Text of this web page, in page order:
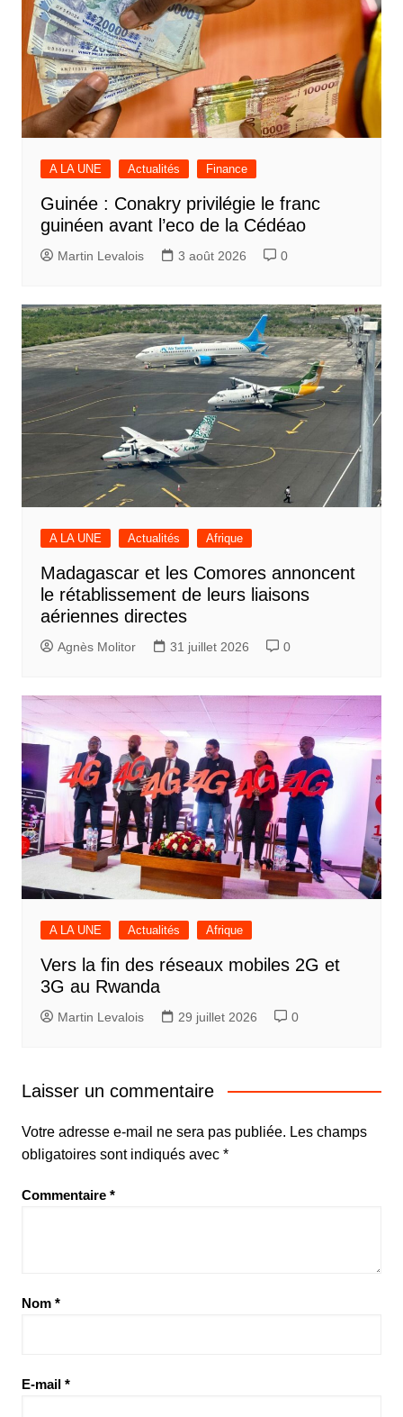
A LA UNE Actualités Finance
Guinée : Conakry privilégie le franc
guinéen avant l’eco de la Cédéao
Martin Levalois 3 août 2026 0
A LA UNE Actualités Afrique
Madagascar et les Comores annoncent
le rétablissement de leurs liaisons
aériennes directes
Agnès Molitor 31 juillet 2026 0
A LA UNE Actualités Afrique
Vers la fin des réseaux mobiles 2G et
3G au Rwanda
Martin Levalois 29 juillet 2026 0
Laisser un commentaire
Votre adresse e-mail ne sera pas publiée. Les champs
obligatoires sont indiqués avec *
Commentaire *
Nom *
E-mail *